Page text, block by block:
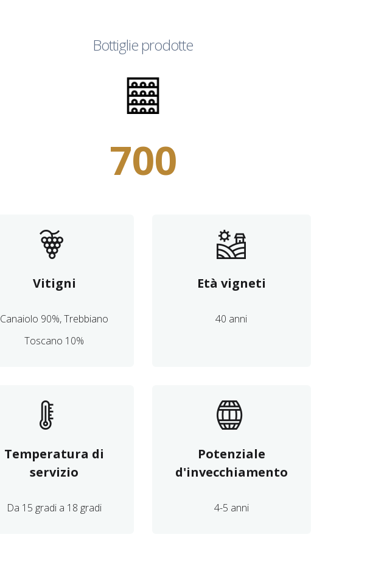
Bottiglie prodotte
700
Vitigni
Canaiolo 90%, Trebbiano
Toscano 10%
Età vigneti
40 anni
Temperatura di
servizio
Da 15 gradi a 18 gradi
Potenziale
d'invecchiamento
4-5 anni